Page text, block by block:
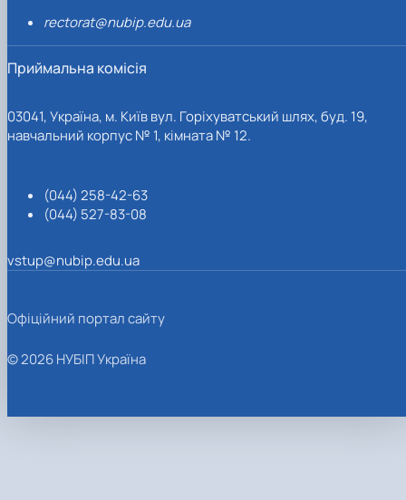
rectorat@nubip.edu.ua
Приймальна комісія
03041, Україна, м. Київ вул. Горіхуватський шлях, буд. 19,
навчальний корпус № 1, кімната № 12.
(044) 258-42-63
(044) 527-83-08
vstup@nubip.edu.ua
Офіційний портал сайту
© 2026 НУБІП Україна